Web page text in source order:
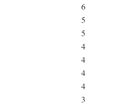
6
5
5
4
4
4
4
3